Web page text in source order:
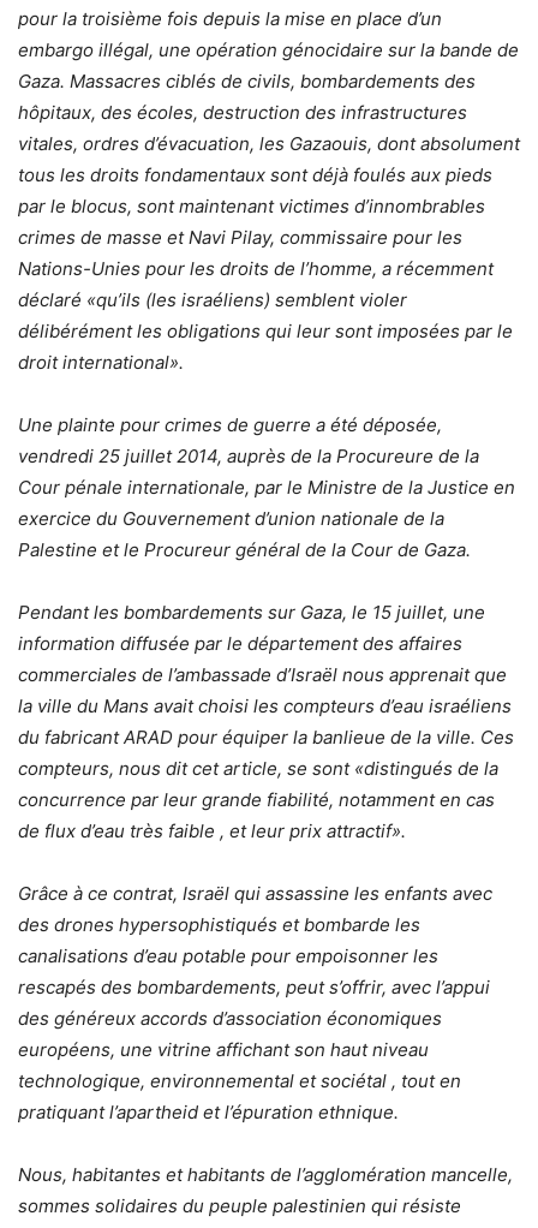
pour la troisième fois depuis la mise en place d’un
embargo illégal, une opération génocidaire sur la bande de
Gaza. Massacres ciblés de civils, bombardements des
hôpitaux, des écoles, destruction des infrastructures
vitales, ordres d’évacuation, les Gazaouis, dont absolument
tous les droits fondamentaux sont déjà foulés aux pieds
par le blocus, sont maintenant victimes d’innombrables
crimes de masse et Navi Pilay, commissaire pour les
Nations-Unies pour les droits de l’homme, a récemment
déclaré «qu’ils (les israéliens) semblent violer
délibérément les obligations qui leur sont imposées par le
droit international».
Une plainte pour crimes de guerre a été déposée,
vendredi 25 juillet 2014, auprès de la Procureure de la
Cour pénale internationale, par le Ministre de la Justice en
exercice du Gouvernement d’union nationale de la
Palestine et le Procureur général de la Cour de Gaza.
Pendant les bombardements sur Gaza, le 15 juillet, une
information diffusée par le département des affaires
commerciales de l’ambassade d’Israël nous apprenait que
la ville du Mans avait choisi les compteurs d’eau israéliens
du fabricant ARAD pour équiper la banlieue de la ville. Ces
compteurs, nous dit cet article, se sont «distingués de la
concurrence par leur grande fiabilité, notamment en cas
de flux d’eau très faible , et leur prix attractif».
Grâce à ce contrat, Israël qui assassine les enfants avec
des drones hypersophistiqués et bombarde les
canalisations d’eau potable pour empoisonner les
rescapés des bombardements, peut s’offrir, avec l’appui
des généreux accords d’association économiques
européens, une vitrine affichant son haut niveau
technologique, environnemental et sociétal , tout en
pratiquant l’apartheid et l’épuration ethnique.
Nous, habitantes et habitants de l’agglomération mancelle,
sommes solidaires du peuple palestinien qui résiste